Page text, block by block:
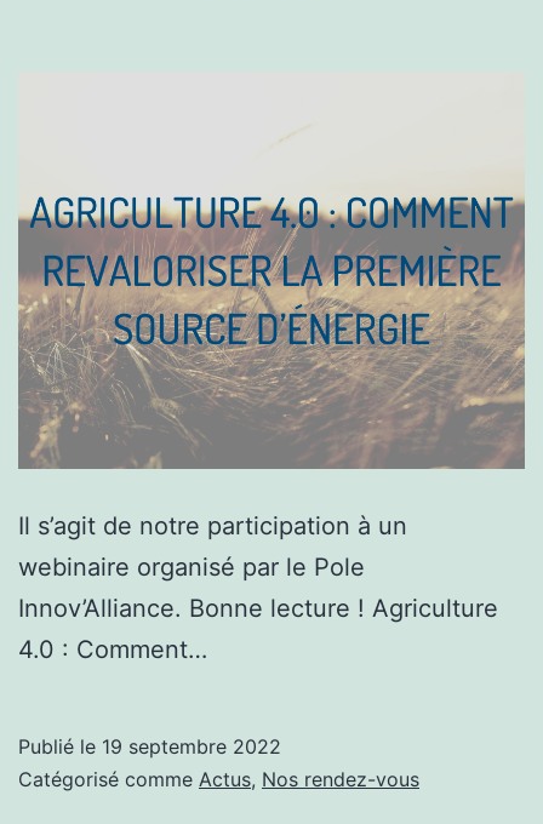
Il s’agit de notre participation à un
webinaire organisé par le Pole
Innov’Alliance. Bonne lecture ! Agriculture
4.0 : Comment…
Publié le 19 septembre 2022
Catégorisé comme Actus, Nos rendez-vous